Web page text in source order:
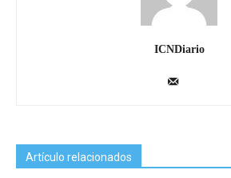
ICNDiario
Artículo relacionados